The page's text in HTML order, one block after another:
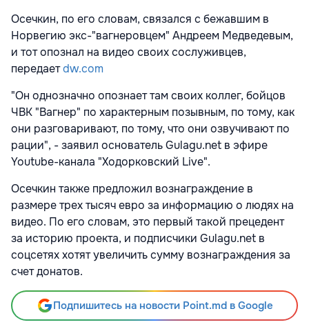
Осечкин, по его словам, связался с бежавшим в
Норвегию экс-"вагнеровцем" Андреем Медведевым,
и тот опознал на видео своих сослуживцев,
передаетdw.com
"Он однозначно опознает там своих коллег, бойцов
ЧВК "Вагнер" по характерным позывным, по тому, как
они разговаривают, по тому, что они озвучивают по
рации", - заявил основатель Gulagu.net в эфире
Youtube-канала "Ходорковский Live".
Осечкин также предложил вознаграждение в
размере трех тысяч евро за информацию о людях на
видео. По его словам, это первый такой прецедент
за историю проекта, и подписчики Gulagu.net в
соцсетях хотят увеличить сумму вознаграждения за
счет донатов.
Подпишитесь на новости Point.md в Google